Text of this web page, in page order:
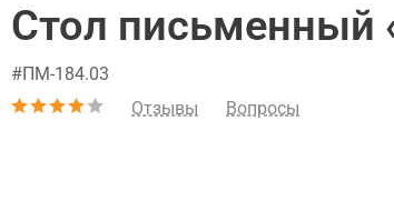
Стол письменный
#ПМ-184.03
Отзывы
Вопросы